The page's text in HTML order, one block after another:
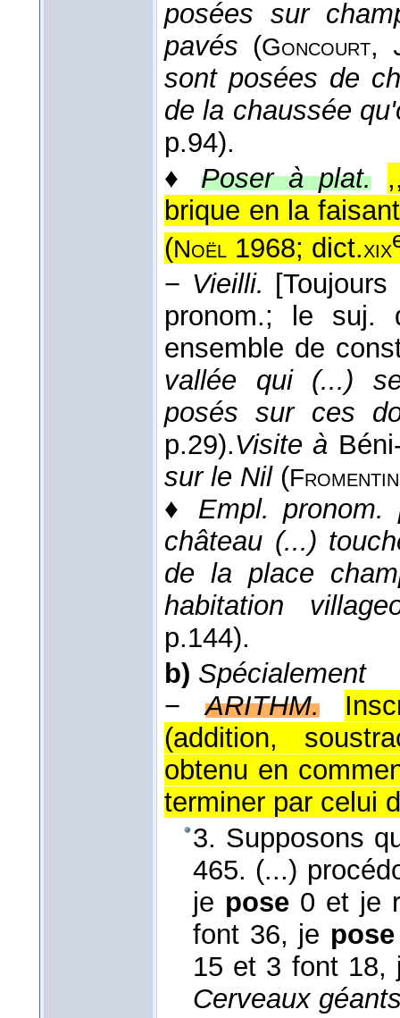
posées sur
pavés (Goncourt,
sont posées de
de la chaussée
p.94).
♦Poser à plat.
brique en la
(Noël 1968; dict.xix
− Vieilli.
pronom.; le suj.
ensemble de
vallée qui (...)
posés sur ces
p.29).Visite à
sur le Nil(Fromentin
♦ Empl. pronom.
château (...)
de la place
habitation
p.144).
b) Spécialement
−ARITHM.
(addition,
obtenu en
terminer par celui
3. Supposons
465. (...)
je pose 0 et je
font 36, je pose
15 et 3 font
Cerveaux